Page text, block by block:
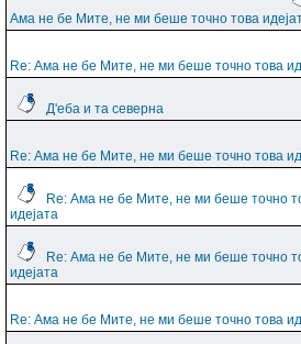
Ама не бе Мите, не ми беше точно това
Re: Ама не бе Мите, не ми беше точно това
Д'еба и та северна
Re: Ама не бе Мите, не ми беше точно това
Re: Ама не бе Мите, не ми беше точно
идејата
Re: Ама не бе Мите, не ми беше точно
идејата
Re: Ама не бе Мите, не ми беше точно това